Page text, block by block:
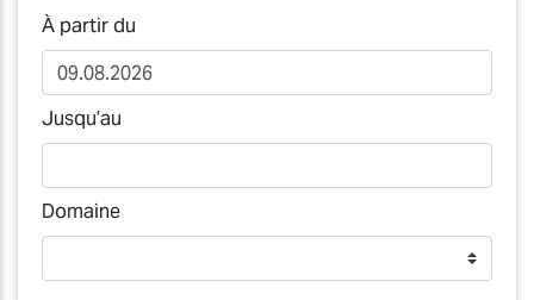
À partir du
Jusqu’au
Domaine